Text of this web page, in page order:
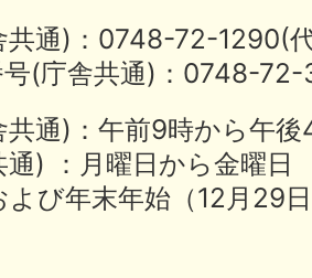
共通)：0748-72-
号(庁舎共通)：0748-
共通)：午前9時から午
) ：月曜日から金曜日
よび年末年始（12月29